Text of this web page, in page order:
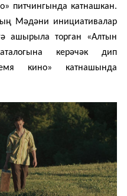
» питчингында катнашкан.
Мәдәни инициативалар
ашырыла торган «Алтын
керәчәк дип
кино» катнашында